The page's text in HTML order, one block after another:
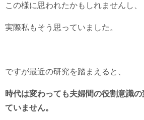
この様に思われたかもしれませんし、
実際私もそう思っていました。
ですが最近の研究を踏まえると、
時代は変わっても夫婦間の役割意識
ていません。